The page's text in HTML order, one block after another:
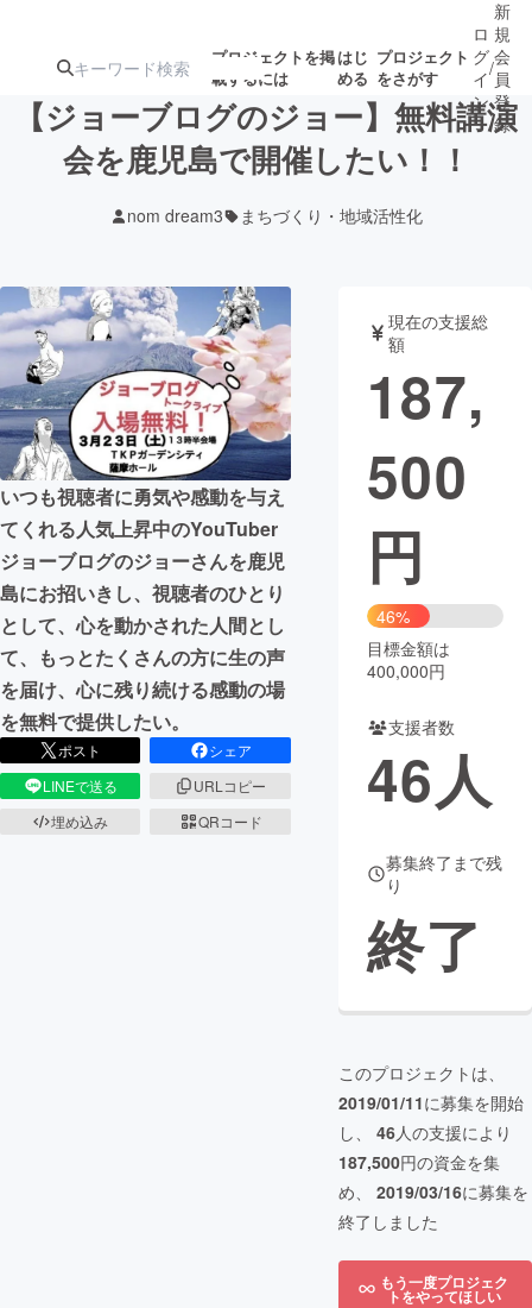
プロジェクトを掲
載するには
はじ
める
プロジェクト
をさがす
ターン
ジェクト
募集終了が近いプ
ロジェクト
アート・写真 音楽
テクノロジー・ガジェット ゲーム・サ
映像・映画
ビジネス・起業
まちづくり・地域活性化
CAMPFIRE for Social Good
CAMPFIRE Creation
CAMPFIREふるさと納税machi-ya コミュニティ
ロ
グ
イ
ン
/
新
規
会
員
登
録
【ジョーブログのジョー】無料講演
会を鹿児島で開催したい！！
nom dream3 まちづくり・地域活性化
いつも視聴者に勇気や感動を与え
てくれる人気上昇中のYouTuber
ジョーブログのジョーさんを鹿児
島にお招いきし、視聴者のひとり
として、心を動かされた人間とし
て、もっとたくさんの方に生の声
を届け、心に残り続ける感動の場
を無料で提供したい。
ポスト
シェア
LINEで送る
URLコピー
埋め込み
QRコード
現在の支援総
額
187,
500
円
46%
目標金額は
400,000円
支援者数
46人
募集終了まで残
り
終了
このプロジェクトは、
2019/01/11に募集を開始
し、 46人の支援により
187,500円の資金を集
め、 2019/03/16に募集を
終了しました
もう一度プロジェク
トをやってほしい